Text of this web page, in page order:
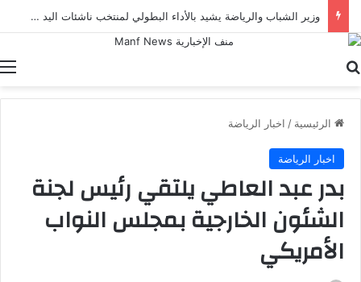
وزير الشباب والرياضة يشيد بالأداء البطولي لمنتخب ناشئات اليد في مونديال العالم
الرئيسية / اخبار الرياضة
اخبار الرياضة
بدر عبد العاطي يلتقي رئيس لجنة
الشئون الخارجية بمجلس النواب
الأمريكي